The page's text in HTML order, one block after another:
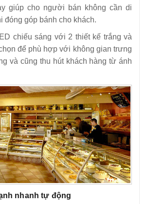
giúp cho người bán không cần di
đóng góp bánh cho khách.
chiếu sáng với 2 thiết kế trắng và
để phù hợp với không gian trưng
và cũng thu hút khách hàng từ ánh
nhanh tự động